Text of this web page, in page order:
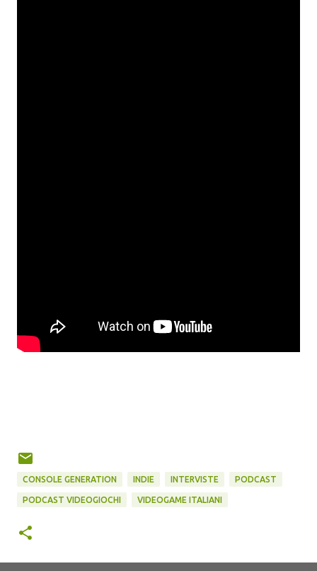
CONSOLE GENERATION INDIE INTERVISTE PODCAST
PODCAST VIDEOGIOCHI VIDEOGAME ITALIANI